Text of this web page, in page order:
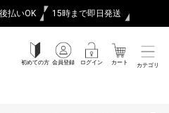
後払いOK 15時まで即日発送
初めての方 会員登録 ログイン カート カテゴリ